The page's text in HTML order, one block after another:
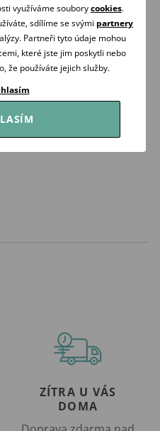
ZÍTRA U VÁS
DOMA
využíváme souborycookies.
sdílíme se svými partnery
Partneři tyto údaje mohou
které jste jim poskytli nebo
že používáte jejich služby.